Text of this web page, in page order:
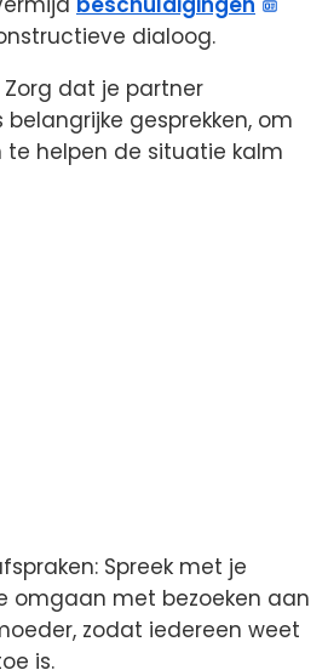
dialoog.
Zorg dat je partner
gesprekken, om
helpen de situatie kalm
Spreek met je
omgaan met bezoeken aan
zodat iedereen weet
is.